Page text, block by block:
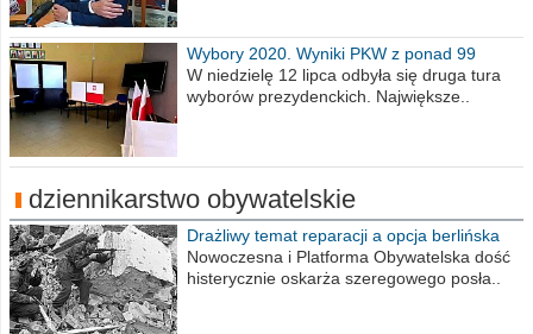
Wybory 2020. Wyniki PKW z ponad 99
procent obwodów
W niedzielę 12 lipca odbyła się druga tura
wyborów prezydenckich. Największe..
dziennikarstwo obywatelskie
Drażliwy temat reparacji a opcja berlińska
Nowoczesna i Platforma Obywatelska dość
histerycznie oskarża szeregowego posła..